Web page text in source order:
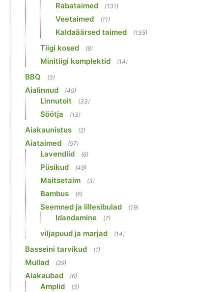
Rabataimed (131)
Veetaimed (11)
Kaldaäärsed taimed (135)
Tiigi kosed (8)
Minitiigi komplektid (14)
BBQ (3)
Aialinnud (49)
Linnutoit (33)
Söötja (13)
Aiakaunistus (2)
Aiataimed (97)
Lavendlid (6)
Püsikud (49)
Maitsetaim (3)
Bambus (6)
Seemned ja lillesibulad (19)
Idandamine (7)
viljapuud ja marjad (14)
Basseini tarvikud (1)
Mullad (29)
Aiakaubad (6)
Amplid (3)